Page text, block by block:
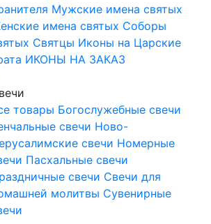
Мужские имена святых
имена святых Соборы
Святцы Иконы на Царские
ИКОНЫ НА ЗАКАЗ
товары Богослужебные свечи
свечи Ново-
свечи Номерные
Пасхальные свечи
свечи Свечи для
молитвы Сувенирные